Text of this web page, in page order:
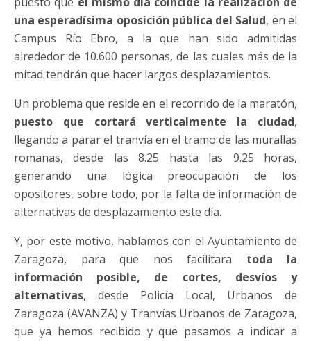
una esperadísima oposición pública del Salud, en el
Campus Río Ebro, a la que han sido admitidas
alrededor de 10.600 personas, de las cuales más de la
mitad tendrán que hacer largos desplazamientos.
Un problema que reside en el recorrido de la maratón,
puesto que cortará verticalmente la ciudad,
llegando a parar el tranvía en el tramo de las murallas
romanas, desde las 8.25 hasta las 9.25 horas,
generando una lógica preocupación de los
opositores, sobre todo, por la falta de información de
alternativas de desplazamiento este día.
Y, por este motivo, hablamos con el Ayuntamiento de
Zaragoza, para que nos facilitara toda la
información posible, de cortes, desvíos y
alternativas, desde Policía Local, Urbanos de
Zaragoza (AVANZA) y Tranvías Urbanos de Zaragoza,
que ya hemos recibido y que pasamos a indicar a